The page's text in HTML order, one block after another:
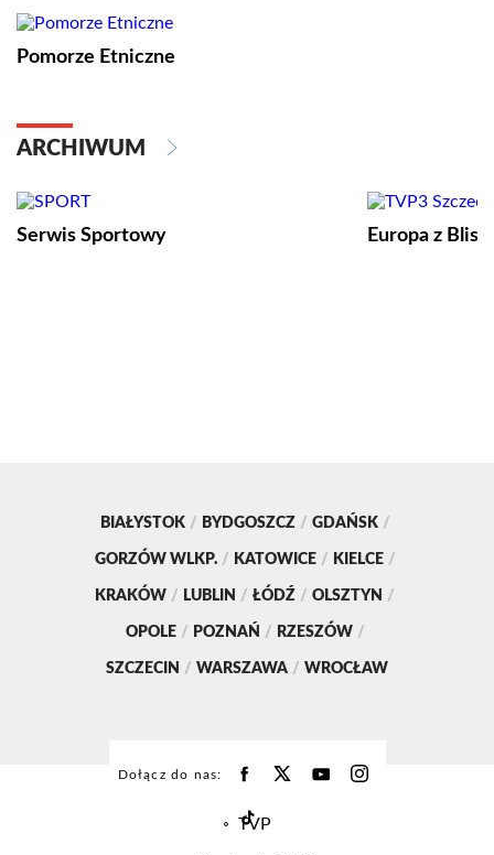
Pomorze Etniczne
ARCHIWUM
Serwis Sportowy Europa z
BIAŁYSTOK / BYDGOSZCZ / GDAŃSK /
GORZÓW WLKP. / KATOWICE / KIELCE /
KRAKÓW / LUBLIN / ŁÓDŹ / OLSZTYN /
OPOLE / POZNAŃ / RZESZÓW /
SZCZECIN / WARSZAWA / WROCŁAW
Dołącz do nas:
TVP